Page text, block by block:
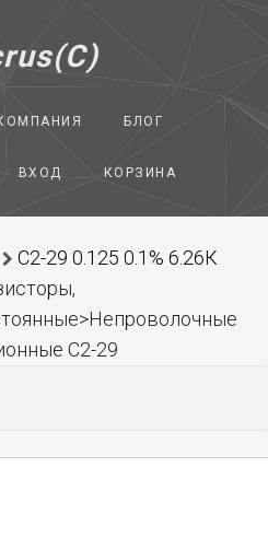
БЛОГ
ВХОД КОРЗИНА
С2-29 0.125 0.1% 6.26К
С2-29